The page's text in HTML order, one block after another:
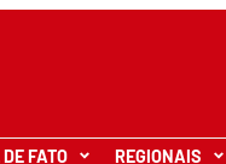
FATO REGIONAIS